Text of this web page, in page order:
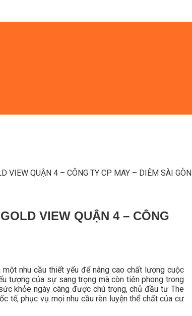
VIEW QUẬN 4 – CÔNG TY CP MAY – DIÊM SÀI GÒN
VIEW QUẬN 4 – CÔNG
nhu cầu thiết yếu để nâng cao chất lượng cuộc
tượng của sự sang trọng mà còn tiên phong trong
khỏe ngày càng được chú trọng, chủ đầu tư The
tế, phục vụ mọi nhu cầu rèn luyện thể chất của cư